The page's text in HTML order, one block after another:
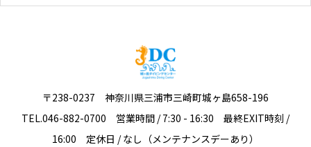
〒238-0237 神奈川県三浦市三崎町城ヶ島658-196
TEL.046-882-0700 営業時間 / 7:30 - 16:30 最終EXIT時刻 /
16:00 定休日 / なし（メンテナンスデーあり）